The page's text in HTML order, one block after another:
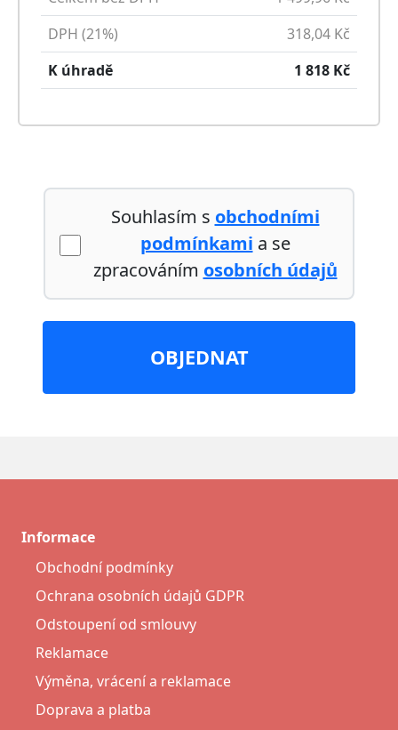
DPH (21%)
318,04 Kč
K úhradě
1 818 Kč
Souhlasím s obchodními
podmínkami a se
zpracováním osobních údajů
OBJEDNAT
Informace
Obchodní podmínky
Ochrana osobních údajů GDPR
Odstoupení od smlouvy
Reklamace
Výměna, vrácení a reklamace
Doprava a platba